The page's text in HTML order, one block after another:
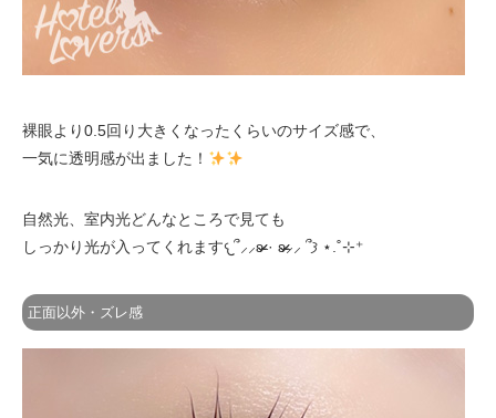
裸眼より0.5回り大きくなったくらいのサイズ感で、
一気に透明感が出ました！
自然光、室内光どんなところで見ても
しっかり光が入ってくれます𐔌՞⸝⸝ʚ̴̶̷̷ · ʚ̴̶̷̷⸝⸝ ՞𐦯 ⋆.˚⊹⁺
正面以外・ズレ感